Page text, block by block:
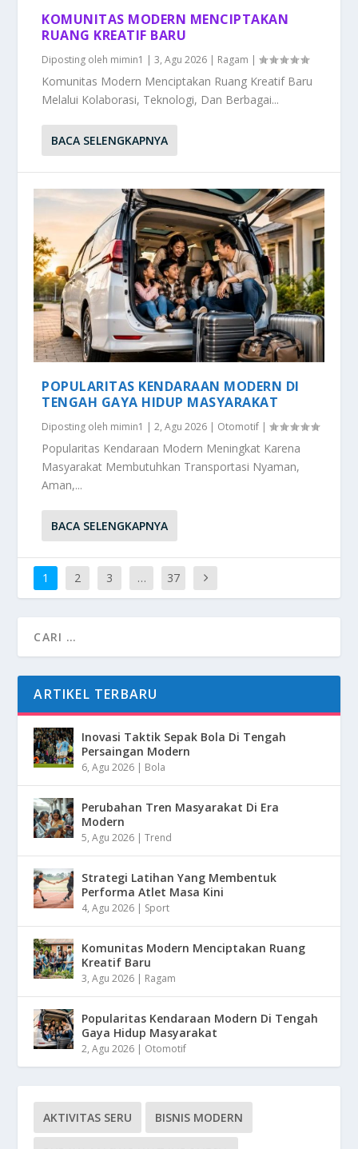
KOMUNITAS MODERN MENCIPTAKAN
RUANG KREATIF BARU
Diposting oleh mimin1 |3, Agu 2026 | Ragam |
Komunitas Modern Menciptakan Ruang Kreatif Baru
Melalui Kolaborasi, Teknologi, Dan Berbagai...
BACA SELENGKAPNYA
POPULARITAS KENDARAAN MODERN DI
TENGAH GAYA HIDUP MASYARAKAT
Diposting oleh mimin1 |2, Agu 2026 | Otomotif |
Popularitas Kendaraan Modern Meningkat Karena
Masyarakat Membutuhkan Transportasi Nyaman,
Aman,...
BACA SELENGKAPNYA
1 2 3 … 37
ARTIKEL TERBARU
Inovasi Taktik Sepak Bola Di Tengah
Persaingan Modern
6, Agu 2026 | Bola
Perubahan Tren Masyarakat Di Era
Modern
5, Agu 2026 |Trend
Strategi Latihan Yang Membentuk
Performa Atlet Masa Kini
4, Agu 2026 | Sport
Komunitas Modern Menciptakan Ruang
Kreatif Baru
3, Agu 2026 | Ragam
Popularitas Kendaraan Modern Di Tengah
Gaya Hidup Masyarakat
2, Agu 2026 | Otomotif
AKTIVITAS SERU BISNIS MODERN